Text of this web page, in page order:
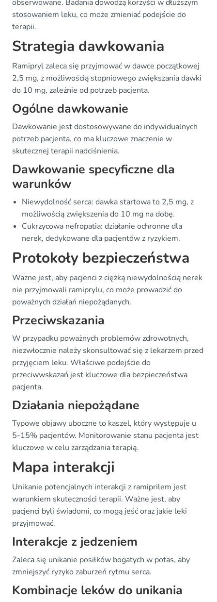
obserwowane. Badania dowodzą korzyści w dłuższym
stosowaniem leku, co może zmieniać podejście do
terapii.
Strategia dawkowania
Ramipryl zaleca się przyjmować w dawce początkowej
2,5 mg, z możliwością stopniowego zwiększania dawki
do 10 mg, zależnie od potrzeb pacjenta.
Ogólne dawkowanie
Dawkowanie jest dostosowywane do indywidualnych
potrzeb pacjenta, co ma kluczowe znaczenie w
skutecznej terapii nadciśnienia.
Dawkowanie specyficzne dla
warunków
Niewydolność serca: dawka startowa to 2,5 mg, z
możliwością zwiększenia do 10 mg na dobę.
Cukrzycowa nefropatia: działanie ochronne dla
nerek, dedykowane dla pacjentów z ryzykiem.
Protokoły bezpieczeństwa
Ważne jest, aby pacjenci z ciężką niewydolnością nerek
nie przyjmowali ramiprylu, co może prowadzić do
poważnych działań niepożądanych.
Przeciwskazania
W przypadku poważnych problemów zdrowotnych,
niezwłocznie należy skonsultować się z lekarzem przed
przyjęciem leku. Właściwe podejście do
przeciwwskazań jest kluczowe dla bezpieczeństwa
pacjenta.
Działania niepożądane
Typowe objawy uboczne to kaszel, który występuje u
5-15% pacjentów. Monitorowanie stanu pacjenta jest
kluczowe w celu zarządzania terapią.
Mapa interakcji
Unikanie potencjalnych interakcji z ramiprilem jest
warunkiem skuteczności terapii. Ważne jest, aby
pacjenci byli świadomi, co mogą jeść oraz jakie leki
przyjmować.
Interakcje z jedzeniem
Zaleca się unikanie posiłków bogatych w potas, aby
zmniejszyć ryzyko zaburzeń rytmu serca.
Kombinacje leków do unikania